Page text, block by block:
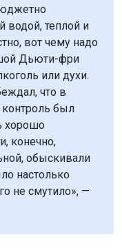
водой, теплой и
вот чему надо
Дьюти-фри
или духи.
что в
контроль был
хорошо
конечно,
обыскивали
настолько
не смутило», —